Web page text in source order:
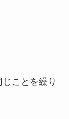
ことを繰り